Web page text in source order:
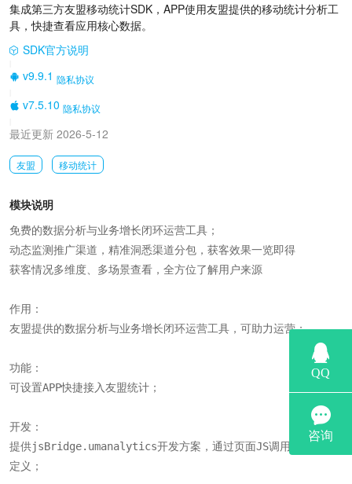
集成第三方友盟移动统计SDK，APP使用友盟提供的移动统计分析工
具，快捷查看应用核心数据。
SDK官方说明
v9.9.1 隐私协议
v7.5.10 隐私协议
最近更新 2026-5-12
友盟 移动统计
模块说明
免费的数据分析与业务增长闭环运营工具；
动态监测推广渠道，精准洞悉渠道分包，获客效果一览即得
获客情况多维度、多场景查看，全方位了解用户来源
作用：
友盟提供的数据分析与业务增长闭环运营工具，可助力运营；
功能：
可设置APP快捷接入友盟统计；
开发：
提供jsBridge.umanalytics开发方案，通过页面JS调用来实现自
定义；